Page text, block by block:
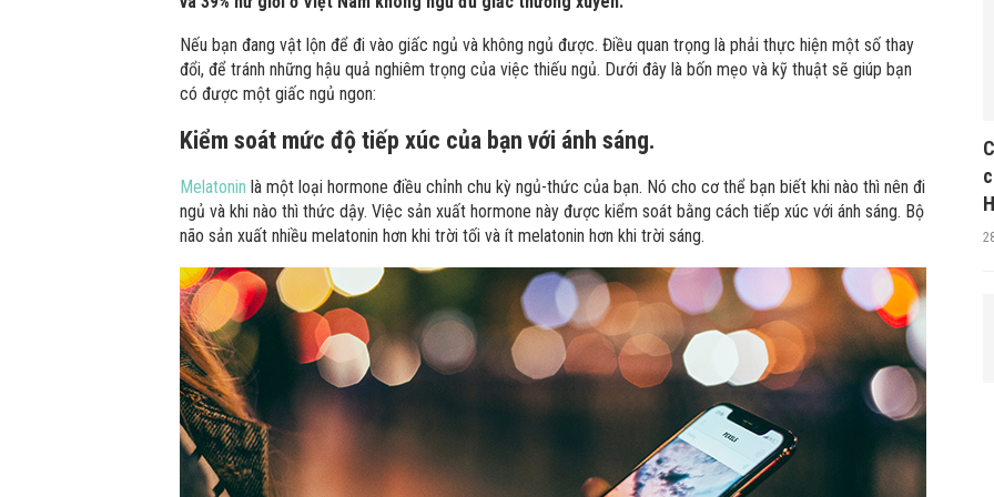
Nếu bạn đang vật lộn để đi vào giấc ngủ và không ngủ được. Điều quan trọng là phải thực hiện một số thay
đổi, để tránh những hậu quả nghiêm trọng của việc thiếu ngủ. Dưới đây là bốn mẹo và kỹ thuật sẽ giúp bạn
có được một giấc ngủ ngon:
Kiểm soát mức độ tiếp xúc của bạn với ánh sáng.
Melatonin là một loại hormone điều chỉnh chu kỳ ngủ-thức của bạn. Nó cho cơ thể bạn biết khi nào thì nên đi
ngủ và khi nào thì thức dậy. Việc sản xuất hormone này được kiểm soát bằng cách tiếp xúc với ánh sáng. Bộ
não sản xuất nhiều melatonin hơn khi trời tối và ít melatonin hơn khi trời sáng.